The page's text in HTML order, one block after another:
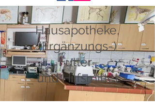
Hausapotheke,
(Ergänzungs-)
Futter-
und Hilfsmittel